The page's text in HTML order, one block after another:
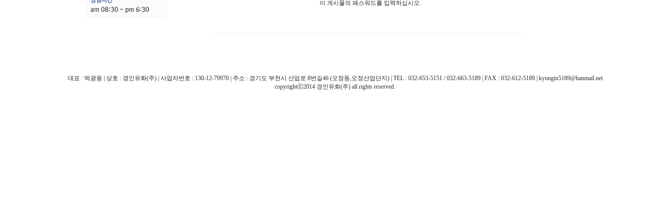
이 게시물의 패스워드를 입력하십시오.
대표 : 박광용 | 상호 : 경인유화(주) | 사업자번호 : 130-12-79970 | 주소 : 경기도 부천시 산업로 8번길46 (오정동,오정산업단지) | TEL : 032-653-5151 / 032-663-5189 | FAX : 032-612-5189 | kyungin5189@hanmail.net
copyrightⓒ2014 경인유화(주) all rights reserved.